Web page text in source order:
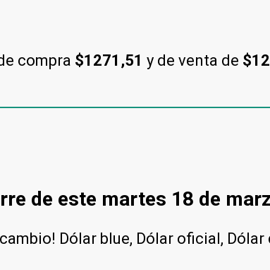
compra $1271,51 y de venta de
de este martes 18 de
Dólar blue, Dólar oficial, Dólar